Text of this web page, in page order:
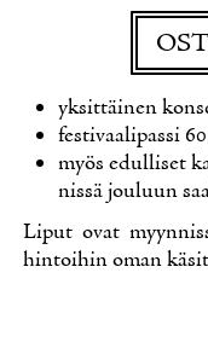
yk­sit­täi­nen
fes­ti­vaa­li­pas­si
myös edul­li­set
nis­sä jou­luun
Li­put ovat
hin­toi­hin oman